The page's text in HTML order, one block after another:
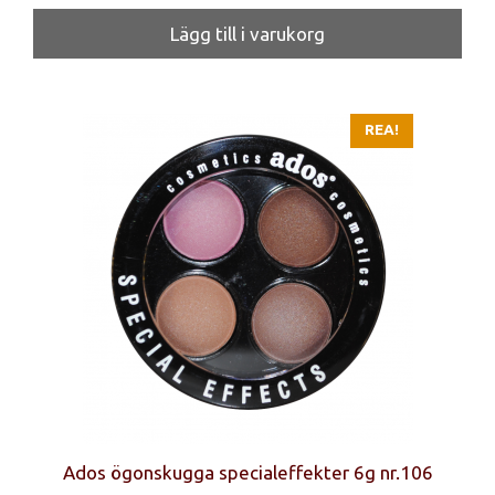
ursprungliga
priset
var:
nuvarande
priset
är:
Lägg till i varukorg
REA!
Ados ögonskugga specialeffekter 6g nr.106